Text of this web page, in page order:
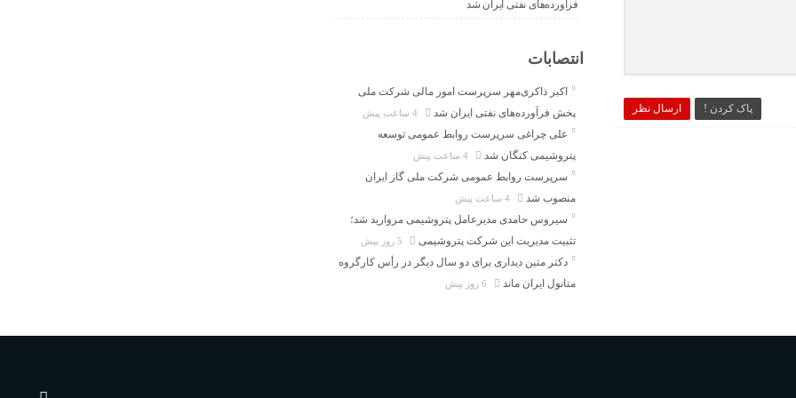
ارسال نظر پاک کردن !
فرآورده‌های نفتی ایران شد
انتصابات
اکبر ذاکری‌مهر سرپرست امور مالی شرکت ملی
پخش فرآورده‌های نفتی ایران شد
علی چراغی سرپرست روابط عمومی توسعه
پتروشیمی کنگان شد
سرپرست روابط عمومی شرکت ملی گاز ایران
منصوب شد
سیروس حامدی مدیرعامل پتروشیمی مروارید شد؛
تثبیت مدیریت این شرکت پتروشیمی
دکتر متین دیداری برای دو سال دیگر در رأس کارگروه
متانول ایران ماند